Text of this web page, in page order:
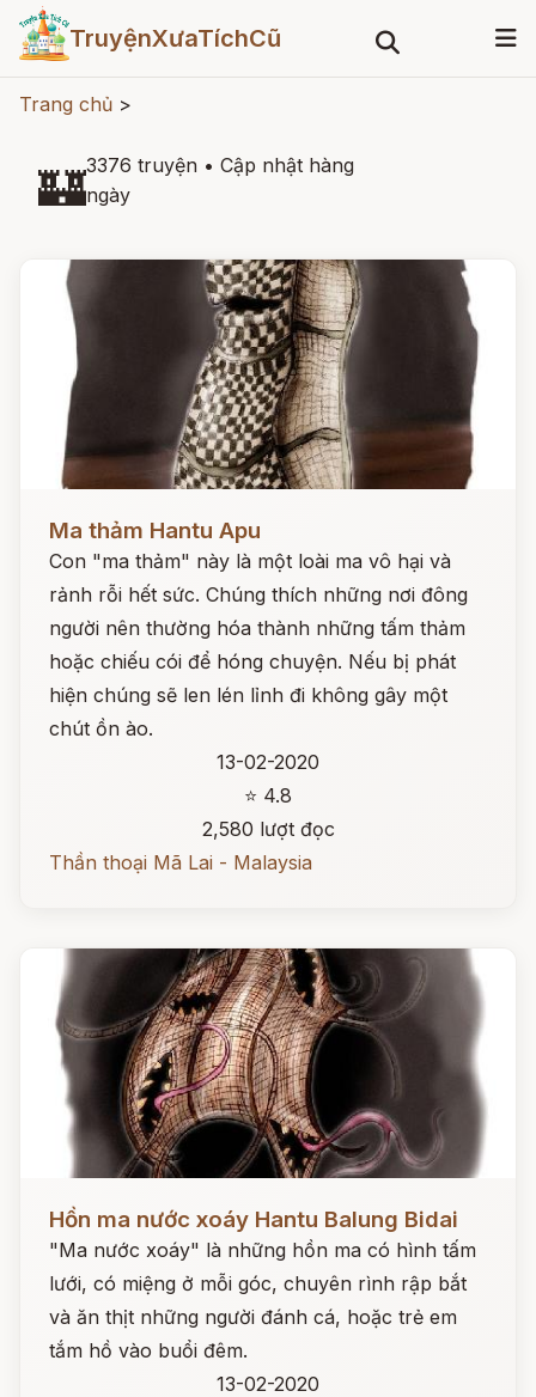
TruyệnXưaTíchCũ
Trang chủ >
🏰3376 truyện • Cập nhật hàng
ngày
Ma thảm Hantu Apu
Con "ma thảm" này là một loài ma vô hại và
rảnh rỗi hết sức. Chúng thích những nơi đông
người nên thường hóa thành những tấm thảm
hoặc chiếu cói để hóng chuyện. Nếu bị phát
hiện chúng sẽ len lén lỉnh đi không gây một
chút ồn ào.
13-02-2020
⭐ 4.8
2,580 lượt đọc
Thần thoại Mã Lai - Malaysia
Đọc ngay
Hồn ma nước xoáy Hantu Balung Bidai
"Ma nước xoáy" là những hồn ma có hình tấm
lưới, có miệng ở mỗi góc, chuyên rình rập bắt
và ăn thịt những người đánh cá, hoặc trẻ em
tắm hồ vào buổi đêm.
13-02-2020